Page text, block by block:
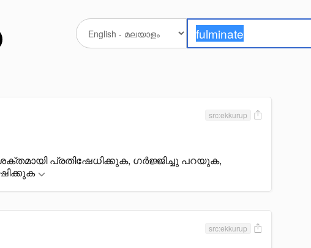
src:ekkurup
ശക്തമായി പ്രതിഷേധിക്കുക, ഗർജ്ജിച്ചു പറയുക,
src:ekkurup